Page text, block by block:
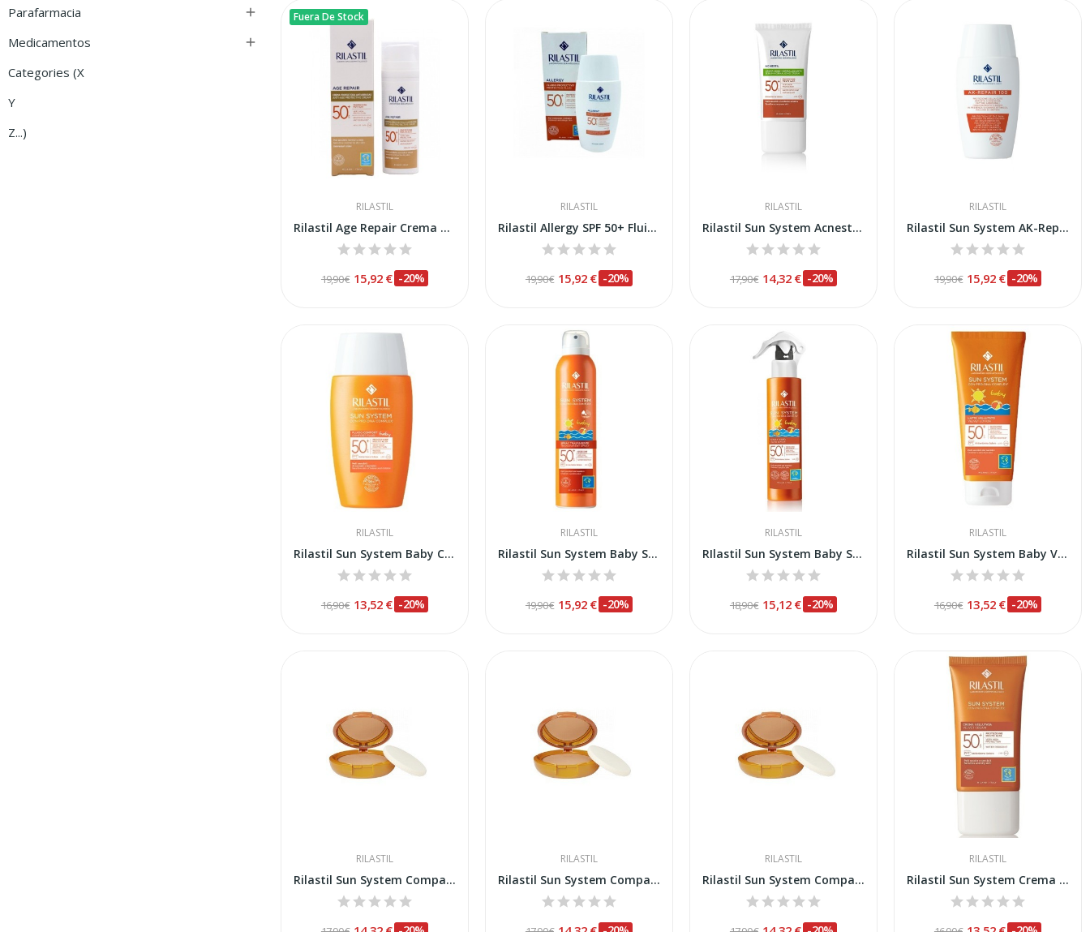
Parafarmacia 
Medicamentos 
Categories (x
Y
Z...)
Fuera De Stock
RILASTIL
Rilastil Age Repair Crema Color Protectora...
19,90 € 15,92 € -20%
RILASTIL
Rilastil Allergy SPF 50+ Fluido Protector 50ml
19,90 € 15,92 € -20%
RILASTIL
Rilastil Sun System Acnestil 40ml
17,90 € 14,32 € -20%
RILASTIL
Rilastil Sun System AK-Repair 100 SPF-50+ 50ml
19,90 € 15,92 € -20%
RILASTIL
Rilastil Sun System Baby Comfort SPF-50+ 50ml
16,90 € 13,52 € -20%
RILASTIL
Rilastil Sun System Baby Spray Transparente Spf...
19,90 € 15,92 € -20%
RILASTIL
RIlastil Sun System Baby Spray Wet Skin SPF-50+...
18,90 € 15,12 € -20%
RILASTIL
Rilastil Sun System Baby Velluto SPF-50+ 200ml
16,90 € 13,52 € -20%
RILASTIL
Rilastil Sun System Compacto Beige SPF-50 10gr
RILASTIL
Rilastil Sun System Compacto Bronze SPF-50 10gr
RILASTIL
Rilastil Sun System Compacto Dore SPF-50 10gr
RILASTIL
Rilastil Sun System Crema Velluto SPF-50+ 50ml